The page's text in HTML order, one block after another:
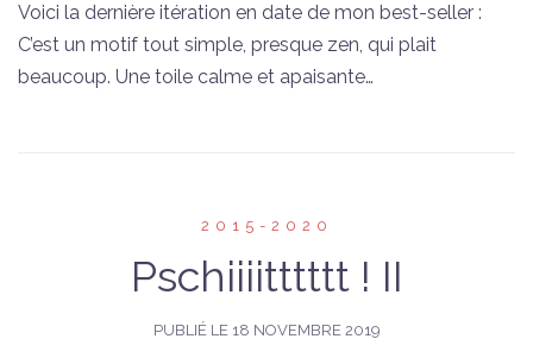
Voici la dernière itération en date de mon best-seller :
C’est un motif tout simple, presque zen, qui plait
beaucoup. Une toile calme et apaisante…
2015-2020
Pschiiiitttttt ! II
PUBLIÉ LE 18 NOVEMBRE 2019